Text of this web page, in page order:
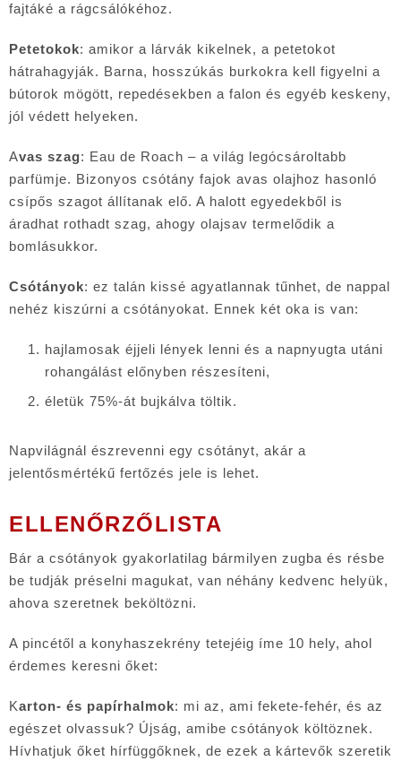
fajtáké a rágcsálókéhoz.
Petetokok: amikor a lárvák kikelnek, a petetokot
hátrahagyják. Barna, hosszúkás burkokra kell figyelni a
bútorok mögött, repedésekben a falon és egyéb keskeny,
jól védett helyeken.
Avas szag: Eau de Roach – a világ legócsároltabb
parfümje. Bizonyos csótány fajok avas olajhoz hasonló
csípős szagot állítanak elő. A halott egyedekből is
áradhat rothadt szag, ahogy olajsav termelődik a
bomlásukkor.
Csótányok: ez talán kissé agyatlannak tűnhet, de nappal
nehéz kiszúrni a csótányokat. Ennek két oka is van:
hajlamosak éjjeli lények lenni és a napnyugta utáni
rohangálást előnyben részesíteni,
életük 75%-át bujkálva töltik.
Napvilágnál észrevenni egy csótányt, akár a
jelentősmértékű fertőzés jele is lehet.
ELLENŐRZŐLISTA
Bár a csótányok gyakorlatilag bármilyen zugba és résbe
be tudják préselni magukat, van néhány kedvenc helyük,
ahova szeretnek beköltözni.
A pincétől a konyhaszekrény tetejéig íme 10 hely, ahol
érdemes keresni őket:
Karton- és papírhalmok: mi az, ami fekete-fehér, és az
egészet olvassuk? Újság, amibe csótányok költöznek.
Hívhatjuk őket hírfüggőknek, de ezek a kártevők szeretik